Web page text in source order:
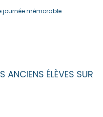
journée mémorable
ANCIENS ÉLÈVES SUR